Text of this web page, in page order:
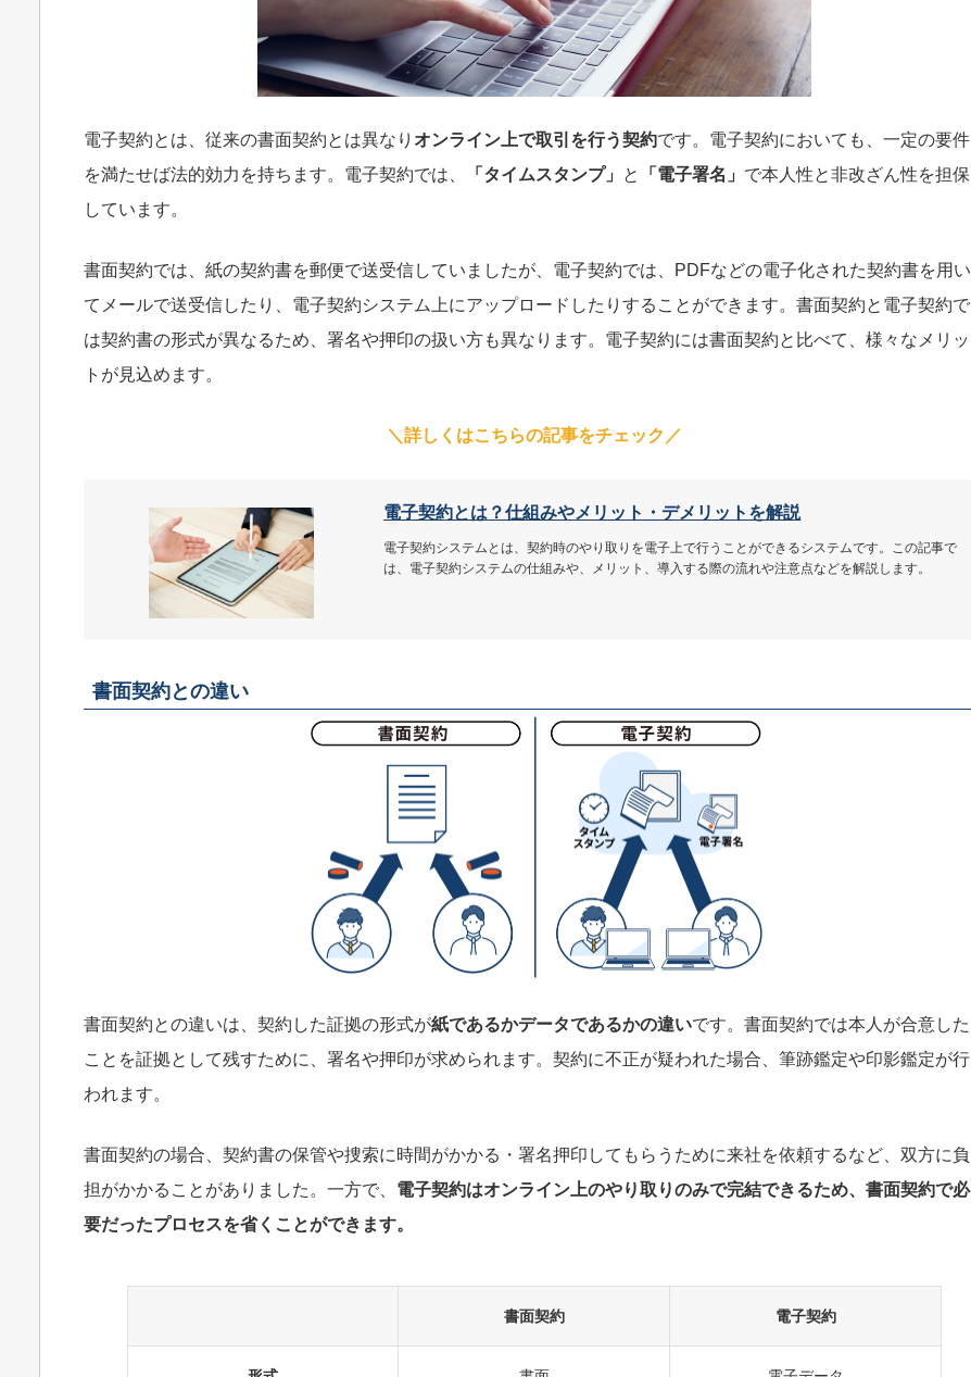
電子契約とは、従来の書面契約とは異なり オンライン上で取引を行う契約です。電子契約においても、一定の要件
を満たせば法的効力を持ちます。電子契約では、
「タイムスタンプ」 と 「電子署名」 で本人性と非改ざん性を担保
しています。
書面契約では、紙の契約書を郵便で送受信していましたが、電子契約では、PDFなどの電子化された契約書を用い
てメールで送受信したり、電子契約システム上にアップロードしたりすることができます。書面契約と電子契約で
は契約書の形式が異なるため、署名や押印の扱い方も異なります。電子契約には書面契約と比べて、様々なメリッ
トが見込めます。
＼詳しくはこちらの記事をチェック／
電子契約とは？仕組みやメリット・デメリットを解説
電子契約システムとは、契約時のやり取りを電子上で行うことができるシステムです。この記事で
は、電子契約システムの仕組みや、メリット、導入する際の流れや注意点などを解説します。
書面契約との違い
書面契約との違いは、契約した証拠の形式が紙であるかデータであるかの違いです。書面契約では本人が合意した
ことを証拠として残すために、署名や押印が求められます。契約に不正が疑われた場合、筆跡鑑定や印影鑑定が行
われます。
書面契約の場合、契約書の保管や捜索に時間がかかる・署名押印してもらうために来社を依頼するなど、双方に負
担がかかることがありました。一方で、 電子契約はオンライン上のやり取りのみで完結できるため、書面契約で必
要だったプロセスを省くことができます。
書面契約 電子契約